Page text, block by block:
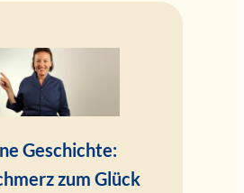
Geschichte:
zum Glück